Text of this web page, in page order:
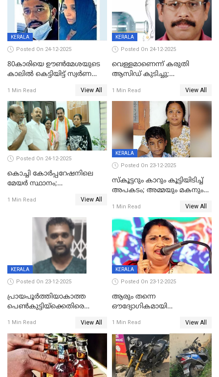
KERALA
Posted On 24-12-2025
80കാരിയെ ഊൺമേശയുടെ
കാലിൽ കെട്ടിയിട്ട് സ്വർണവും
കൊച്ചുമകനും സുഹൃത്തും
അറസ്റ്റിൽ
1 Min Read View All
KERALA
Posted On 24-12-2025
വെള്ളമാണെന്ന് കരുതി
ആസിഡ് കുടിച്ചു;
മരിച്ചു
1 Min Read View All
Posted On 24-12-2025
കൊച്ചി കോര്‍പ്പറേഷനിലെ
മേയര്‍ സ്ഥാനം;
രൂക്ഷം
1 Min Read View All
KERALA
Posted On 23-12-2025
സ്കൂട്ടറും കാറും കൂട്ടിയിടിച്ച്
അപകടം; അമ്മയും മകനും
ഗുരുതരാവസ്ഥയിൽ
1 Min Read View All
KERALA
Posted On 23-12-2025
പ്രായപൂർത്തിയാകാത്ത
പെൺകുട്ടിയ്ക്കെതിരെ
59 വർഷം തടവും 90,൦൦൦ രൂപ
പിഴയും ശിക്ഷ
1 Min Read View All
KERALA
Posted On 23-12-2025
ആരും തന്നെ
ഔദ്യോഗികമായി
കണ്ടെത്താൻ ഇന്ന് കോർ
കമ്മിറ്റി കൂടിയില്ല';
അതൃപ്തിയുമായി ദീപ്തി മേരി
വർഗീസ്
1 Min Read View All